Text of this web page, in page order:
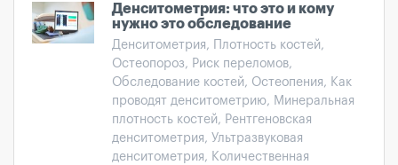
Денситометрия: что это и кому
нужно это обследование
Денситометрия, Плотность костей,
Остеопороз, Риск переломов,
Обследование костей, Остеопения, Как
проводят денситометрию, Минеральная
плотность костей, Рентгеновская
денситометрия, Ультразвуковая
денситометрия, Количественная